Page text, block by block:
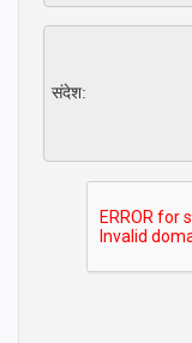
संदेश: